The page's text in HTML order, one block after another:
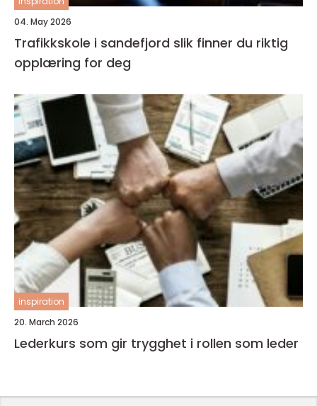
04. May 2026
Trafikkskole i sandefjord slik finner du riktig
opplæring for deg
inspiration
20. March 2026
Lederkurs som gir trygghet i rollen som leder